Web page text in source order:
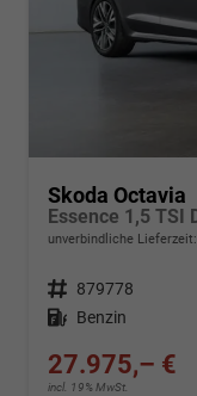
Skoda Octavia
unverbindliche
Fahrzeugnr. 879778
Kraftstoff Benzin
27.975,– €
incl. 19% MwSt.